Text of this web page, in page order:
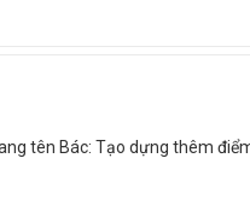
tên Bác: Tạo dựng thêm